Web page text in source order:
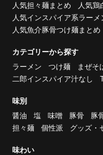
人気担々麺まとめ
人気鶏
人気インスパイア系ラーメ
人気魚介豚骨つけ麺まとめ
カテゴリーから探す
ラーメン
つけ麺 まぜそ
二郎インスパイア汁なし
味別
醤油
塩 味噌 豚骨 豚
担々麺
個性派 グッズ・
味わい